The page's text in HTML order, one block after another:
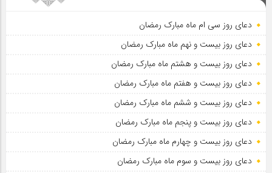
دعای روز سی ام ماه مبارک رمضان
دعای روز بیست و نهم ماه مبارک رمضان
دعای روز بیست و هشتم ماه مبارک رمضان
دعای روز بیست و هفتم ماه مبارک رمضان
دعای روز بیست و ششم ماه مبارک رمضان
دعای روز بیست و پنجم ماه مبارک رمضان
دعای روز بیست و چهارم ماه مبارک رمضان
دعای روز بیست و سوم ماه مبارک رمضان